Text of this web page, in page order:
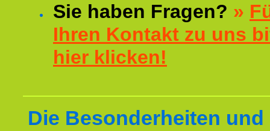
Sie haben Fragen? »
Ihren Kontakt zu uns
hier klicken!
Die Besonderheiten und